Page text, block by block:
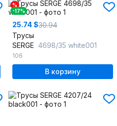
%
-17%
25.74 $30.94
Трусы
SERGE 4698/35 white001
106
В корзину